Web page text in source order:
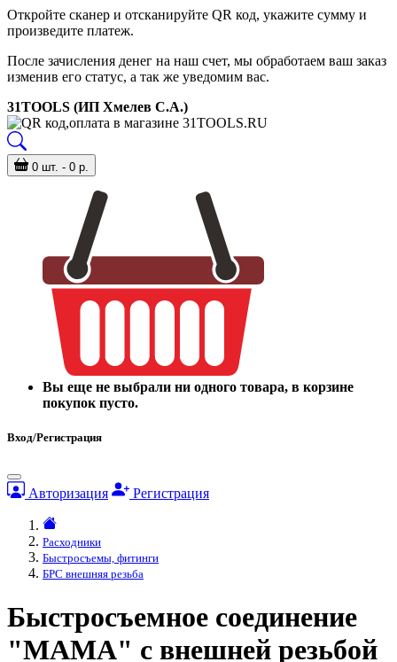
Откройте сканер и отсканируйте QR код, укажите сумму и
произведите платеж.
После зачисления денег на наш счет, мы обработаем ваш заказ
изменив его статус, а так же уведомим вас.
31TOOLS (ИП Хмелев С.А.)
0 шт. - 0 р.
Вы еще не выбрали ни одного товара, в корзине
покупок пусто.
Вход/Регистрация
Авторизация Регистрация
Расходники
Быстросъемы, фитинги
БРС внешняя резьба
Быстросъемное соединение
"МАМА" с внешней резьбой